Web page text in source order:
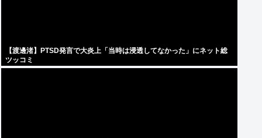
【渡邊渚】PTSD発言で大炎上「当時は浸透してなかった」にネット総
ツッコミ